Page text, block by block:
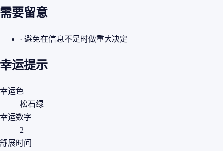
需要留意
· 避免在信息不足时做重大决定
幸运提示
幸运色
松石绿
幸运数字
2
舒展时间